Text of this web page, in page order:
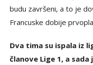
budu završeni, a to je
Francuske dobije
Dva tima su ispala iz
članove Lige 1, a